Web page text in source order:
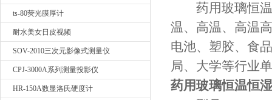
ts-80荧光膜厚计
耐水美女日皮视频
SOV-2010三次元影像式测量仪
CPJ-3000A系列测量投影仪
HR-150A数显洛氏硬度计
药用玻璃恒
温、高温、高温
电池、塑胶、食
局、大学等行业单
药用玻璃恒温恒